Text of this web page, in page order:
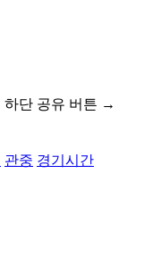
하단 공유 버튼 →
관중 경기시간